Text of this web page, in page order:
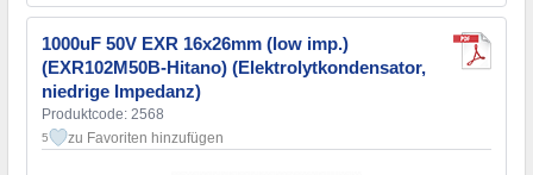
1000uF 50V EXR 16x26mm (low imp.)
(EXR102M50B-Hitano) (Elektrolytkondensator,
niedrige Impedanz)
Produktcode: 2568
5 zu Favoriten hinzufügen